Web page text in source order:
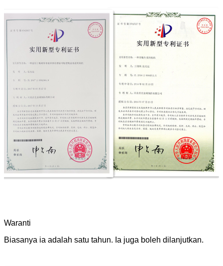
Waranti
Biasanya ia adalah satu tahun. Ia juga boleh dilanjutkan.